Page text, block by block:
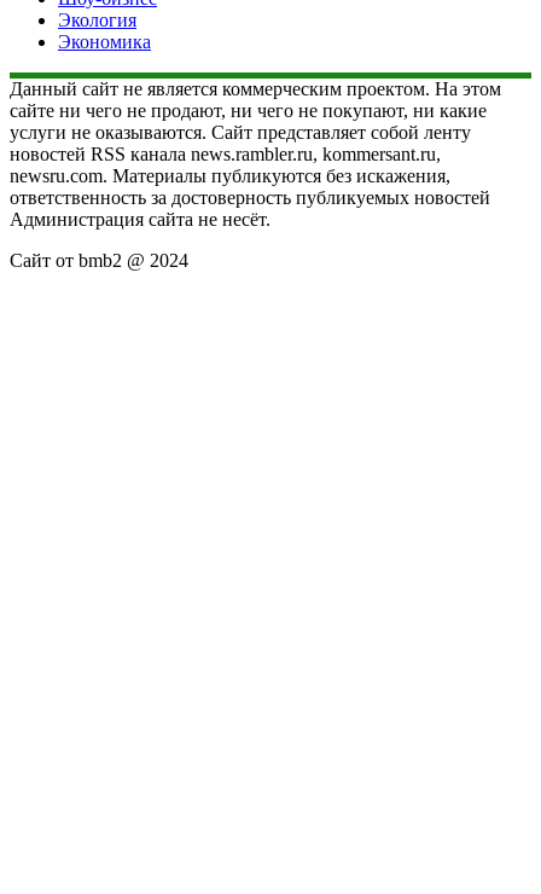
Экология
Экономика
Данный сайт не является коммерческим проектом. На этом
сайте ни чего не продают, ни чего не покупают, ни какие
услуги не оказываются. Сайт представляет собой ленту
новостей RSS канала news.rambler.ru, kommersant.ru,
newsru.com. Материалы публикуются без искажения,
ответственность за достоверность публикуемых новостей
Администрация сайта не несёт.
Сайт от bmb2 @ 2024